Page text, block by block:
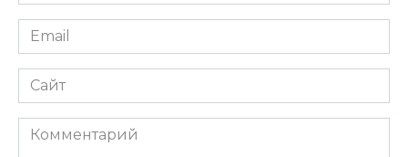
Email
Сайт
Комментарий